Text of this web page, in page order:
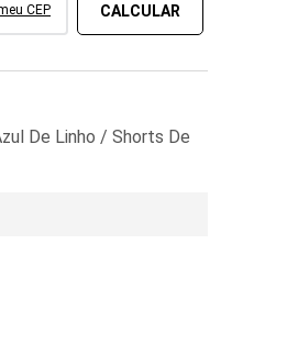
CEP
De Linho / Shorts De